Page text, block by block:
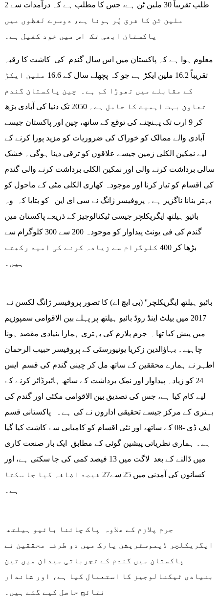
طلب تقریباً 30 ملین ٹن ہے، جس کا مطلب ہے کہ درآمدات سے 2
ملین ٹن کا فرق پُر ہونا ہے، دوسرے لفظوں میں
معلوم ہوا ہے کہ پاکستان میں اس سال گندم کی کاشت کا رقبہ
تقریباً 16.2 ملین ایکڑ ہے جو کہ پچھلے سال کے 16.6 ملین ایکڑ
کے مقابلے میں تھوڑا کم ہے۔ چین پاکستان گندم
تعاون بہت اہمیت کا حامل ہے۔ 2050 تک دنیا کی آبادی بڑھ
کر 9 ارب تک پہنچنے کی توقع کے ساتھ، چین اور پاکستان جیسے
آبادی والے ممالک کو خوراک کی ضروریات کو مزید پورا کرنے کے
لیے نمکین الکلی زمین جیسے علاقوں کو ترقی دینا ہوگی۔ خشک
سالی برداشت کرنے والی اور نمکین الکلی برداشت کرنے والی گندم
کی اقسام کو تیار کرنا اور موجودہ کھاری الکلی مٹی کے ماحول کو
بہتر بنانا ناگزیر ہے۔ پروفیسر ژانگ نے سی ای این کو بتایا کہ وہ
بائیو ہیلتھ ایگریکلچر جیسی ٹیکنالوجیز کے ذریعے پاکستان میں
گندم کی فی یونٹ پیداوار کو موجودہ 200 سے 300 کلوگرام سے
بڑھا کر 400 کلوگرام سے زیادہ کرنے کی امید رکھتے
ہیں۔
2017 میں بیلٹ اینڈ روڈ بائیو ہیلتھ پر پہلے بین الاقوامی سمپوزیم
میں پیش کیا تھا۔ جرم پلازم کی بہتری ہمارا بنیادی مقصد ہونا
چاہیے۔ بہاؤالدین زکریا یونیورسٹی کے پروفیسر حبیب الرحمان
اطہر نے ہمارے محققین کے ساتھ مل کر چینی گندم کی قسم ایس
24 کو زیادہ پیداوار اور نمک برداشت کے ساتھ ہائبرڈائز کرنے کے
لیے کام کیا ہے، جس کی تصدیق بین الاقوامی مکئی اور گندم کی
بہتری کے مرکز جیسے تحقیقی اداروں نے کی ہے۔ پاکستانی قسم
ایف ڈی -08 کے ساتھ، اور نئی اقسام کو کامیابی سے کاشت کیا گیا
ہے۔ ہماری نظریاتی پیشین گوئی کے مطابق ایک بار صنعت کاری
میں ڈالنے کے بعد لاگت میں 13 فیصد کمی کی جا سکتی ہے، اور
کسانوں کی آمدنی میں 25 سے27 فیصد اضافہ کیا جا سکتا
ہے۔
ایگریکلچر ڈیموسٹریشن پارک میں دو طرفہ محققین نے
پاکستان میں گندم کے تجرباتی میدان میں تین
بنیادی ٹیکنالوجیز کا استعمال کیا ہے، اور شاندار
نتائج حاصل کیے گئے ہیں۔